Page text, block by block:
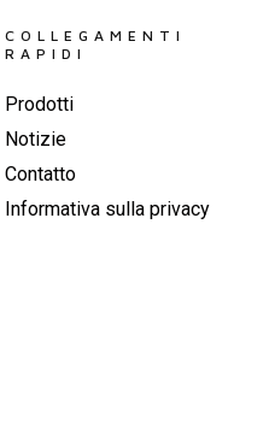
COLLEGAMENTI
RAPIDI
Prodotti
Notizie
Contatto
Informativa sulla privacy